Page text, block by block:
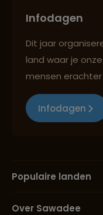
Infodagen
Dit jaar
land waar je
mensen
Infodagen
Populaire landen
Over Sawadee